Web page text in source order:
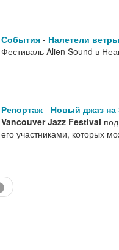
События - Налетели
Фестиваль Alien Sound в
Репортаж - Новый джаз на
Vancouver Jazz Festival
его участниками, которых